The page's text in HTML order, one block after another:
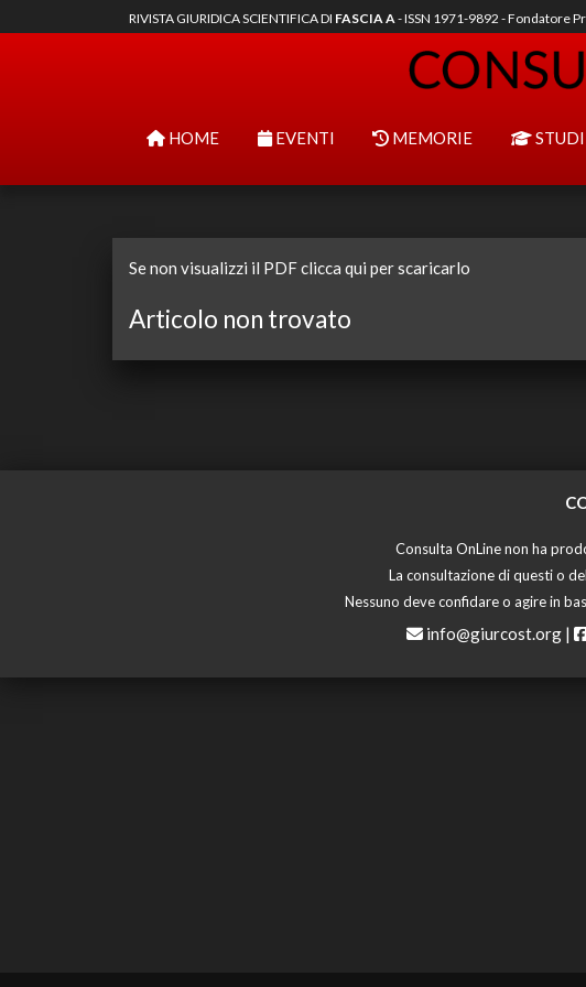
RIVISTA GIURIDICA SCIENTIFICA DI FASCIA A- ISSN 1971-9892 - Fondatore
HOME EVENTI MEMORIE STUDI
Se non visualizzi il PDF clicca qui per scaricarlo
Articolo non trovato
Consulta OnLine non ha
La consultazione di questi o
Nessuno deve confidare o agire in
info@giurcost.org |